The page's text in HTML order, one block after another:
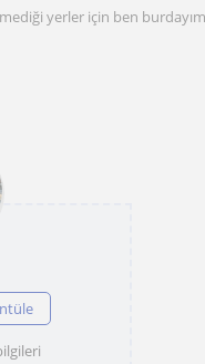
yerler için ben